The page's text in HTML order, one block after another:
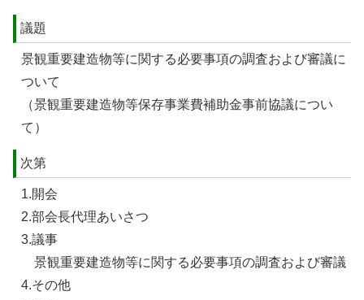
議題
景観重要建造物等に関する必要事項の調査および審議に
ついて
（景観重要建造物等保存事業費補助金事前協議につい
て）
次第
1.開会
2.部会長代理あいさつ
3.議事
景観重要建造物等に関する必要事項の調査および審議
4.その他